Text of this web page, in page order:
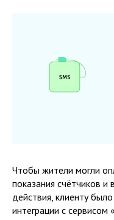
Чтобы жители могли
показания счётчиков
действия, клиенту
интеграции с